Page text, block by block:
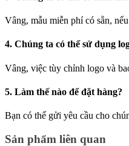
Vâng, mẫu miễn phí có sẵn,
4. Chúng ta có thể sử dụng
Vâng, việc tùy chỉnh logo và
5. Làm thế nào để đặt hàng?
Bạn có thể gửi yêu cầu cho
Sản phẩm liên quan